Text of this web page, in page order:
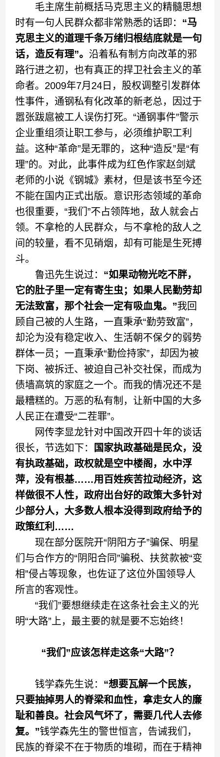
毛主席生前概括马克思主义的精髓思想
时有一句人民群众都非常熟悉的话即： “马
克思主义的道理千条万绪归根结底就是一句
话，造反有理”。 沿着私有制方向改革的邪
路行进之初，也有真正的捍卫社会主义的革
命者。2009年7月24日，股权调整引发群体
性事件，通钢私有化改革的新老总，因过于
嚣张跋扈被工人误伤打死。“通钢事件”警示
企业重组须让职工参与，必须维护职工利
益。这种“革命”是无罪的，这种“造反”是“有
理”的。对此，此事件成为红色作家赵剑斌
老师的小说《钢城》素材，但是该书至今还
不能在国内正式出版。意识形态领域的革命
也很重要，“我们”不占领阵地，敌人就会占
领。不拿枪的人民群众，与不拿枪的敌人之
间的较量，看不见硝烟，却有可能是生死搏
斗。
鲁迅先生说过： “如果动物光吃不胖，
它的肚子里一定有寄生虫；如果人民勤劳却
无法致富，那个社会一定有吸血鬼。”我回
顾自己被的人生路，一直秉承“勤劳致富”，
却沦为没有稳定收入、生活朝不保夕的弱势
群体一员；一直秉承“勤俭持家”，却因为被
下岗、被拆迁、被迫自己补交社保，而成为
债墙高筑的家庭之一个。而我的情况还不是
最糟糕的。万恶的私有制，让新中国的大多
人民正在遭受“二茬罪”。
网传李显龙针对中国改开四十年的谈话
很长，节选如下：
国家执政基础是民众，没
有执政基础，政权就是空中楼阁，水中浮
萍，没有根基……用百姓疾苦拉动经济，这
样做很不人性，政府出台好的政策大多针对
少部分人，大多数人根本没得到政府给予的
政策红利……
现在部分医院开“阴阳方子”骗保、明星
们与合作方的“阴阳合同”骗税、扶贫款被“变
相”侵占等现象，也佐证了这位外国领导人
所言的客观性。
“我们”要想继续走在这条社会主义的光
明“大路”上，最主要的就是要不忘始终！
“我们”应该怎样走这条“大路”？
钱学森先生说： “想要瓦解一个民族，
只要抽掉男人的脊梁和血性，拿走女人的廉
耻和善良。社会风气坏了，需要几代人去修
复。”钱学森先生的警世恒言，告诫我们，
民族的脊梁不在于物质的堆砌，而在于精神